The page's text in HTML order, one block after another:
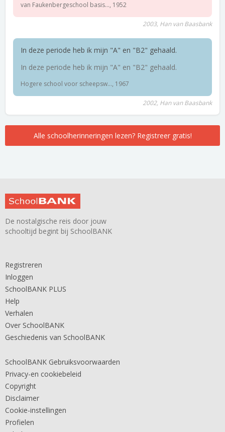
van Faukenbergeschool basis..., 1952
2003, Han van Baasbank
In deze periode heb ik mijn "A" en "B2" gehaald.
In deze periode heb ik mijn "A" en "B2" gehaald.
Hogere school voor scheepsw..., 1967
2002, Han van Baasbank
Alle schoolherinneringen lezen? Registreer gratis!
De nostalgische reis door jouw
schooltijd begint bij SchoolBANK
Registreren
Inloggen
SchoolBANK PLUS
Help
Verhalen
Over SchoolBANK
Geschiedenis van SchoolBANK
SchoolBANK Gebruiksvoorwaarden
Privacy-en cookiebeleid
Copyright
Disclaimer
Cookie-instellingen
Profielen